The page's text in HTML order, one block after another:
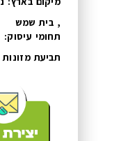
, בית שמש
תחומי עיסוק:
תביעת מזונות